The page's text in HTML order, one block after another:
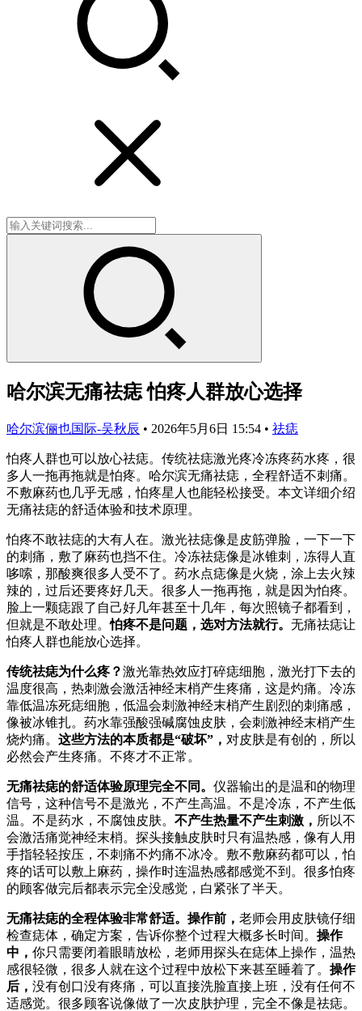
哈尔滨无痛祛痣 怕疼人群放心选择
哈尔滨俪也国际-吴秋辰 • 2026年5月6日 15:54 • 祛痣
怕疼人群也可以放心祛痣。传统祛痣激光疼冷冻疼药水疼，很
多人一拖再拖就是怕疼。哈尔滨无痛祛痣，全程舒适不刺痛。
不敷麻药也几乎无感，怕疼星人也能轻松接受。本文详细介绍
无痛祛痣的舒适体验和技术原理。
怕疼不敢祛痣的大有人在。激光祛痣像是皮筋弹脸，一下一下
的刺痛，敷了麻药也挡不住。冷冻祛痣像是冰锥刺，冻得人直
哆嗦，那酸爽很多人受不了。药水点痣像是火烧，涂上去火辣
辣的，过后还要疼好几天。很多人一拖再拖，就是因为怕疼。
脸上一颗痣跟了自己好几年甚至十几年，每次照镜子都看到，
但就是不敢处理。怕疼不是问题，选对方法就行。 无痛祛痣让
怕疼人群也能放心选择。
传统祛痣为什么疼？激光靠热效应打碎痣细胞，激光打下去的
温度很高，热刺激会激活神经末梢产生疼痛，这是灼痛。冷冻
靠低温冻死痣细胞，低温会刺激神经末梢产生剧烈的刺痛感，
像被冰锥扎。药水靠强酸强碱腐蚀皮肤，会刺激神经末梢产生
烧灼痛。 这些方法的本质都是“破坏”， 对皮肤是有创的，所以
必然会产生疼痛。不疼才不正常。
无痛祛痣的舒适体验原理完全不同。 仪器输出的是温和的物理
信号，这种信号不是激光，不产生高温。不是冷冻，不产生低
温。不是药水，不腐蚀皮肤。 不产生热量不产生刺激， 所以不
会激活痛觉神经末梢。探头接触皮肤时只有温热感，像有人用
手指轻轻按压，不刺痛不灼痛不冰冷。敷不敷麻药都可以，怕
疼的话可以敷上麻药，操作时连温热感都感觉不到。很多怕疼
的顾客做完后都表示完全没感觉，白紧张了半天。
无痛祛痣的全程体验非常舒适。 操作前， 老师会用皮肤镜仔细
检查痣体，确定方案，告诉你整个过程大概多长时间。 操作
中， 你只需要闭着眼睛放松，老师用探头在痣体上操作，温热
感很轻微，很多人就在这个过程中放松下来甚至睡着了。 操作
后， 没有创口没有疼痛，可以直接洗脸直接上班，没有任何不
适感觉。很多顾客说像做了一次皮肤护理，完全不像是祛痣。